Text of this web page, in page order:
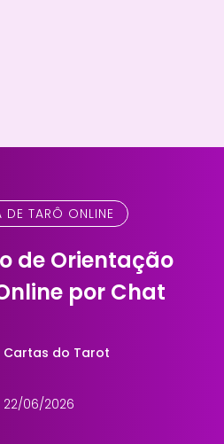
DE TARÔ ONLINE
de Orientação
por Chat
Cartas do Tarot
22/06/2026